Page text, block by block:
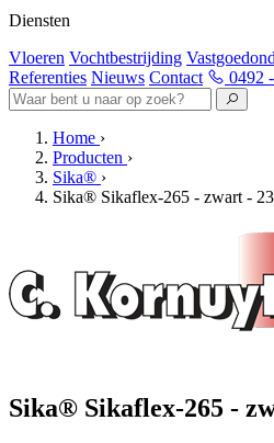
Diensten
Vloeren Vochtbestrijding
Referenties Nieuws Contact 0492
Home ›
Producten ›
Sika® ›
Sika® Sikaflex-265 - zwart -
Sika® Sikaflex-265 -